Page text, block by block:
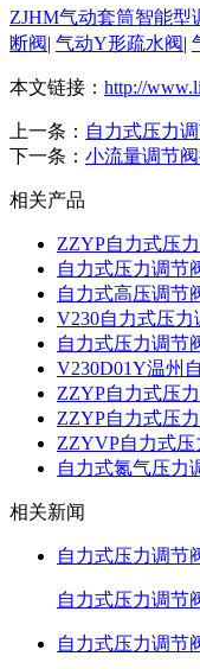
ZJHM气动套筒智能型
断阀| 气动Y形疏水阀|
本文链接： http://
上一条： 自力式压力
下一条： 小流量调节
相关产品
ZZYP自力式压
自力式压力调节
自力式高压调节
V230自力式压力
自力式压力调节
V230D01Y温州
ZZYP自力式压
ZZYP自力式压
ZZYVP自力式压
自力式氮气压力
相关新闻
自力式压力调节
自力式压力调节
自力式压力调节